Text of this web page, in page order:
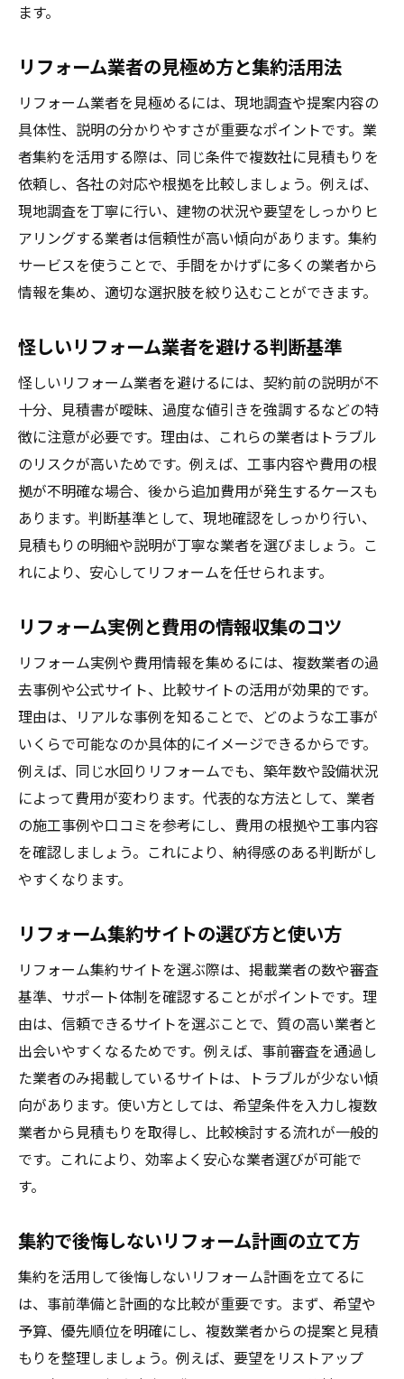
高齢者のリフォーム被害を防ぐために
リフォーム進行で大切な情報共有の方法
業者選定に役立つリフォーム実例の活用法
リフォーム実例から得る信頼できる選定術
成功リフォームのポイントを実例で学ぶ
リフォーム集約と実例比較で見える違い
ブログやSNSでリアルな実例を探す方法
費用と内容を実例から具体的に読み解く
費用相場を見抜くリフォーム集約のコツ
リフォーム集約で費用相場を正しく把握
見積もり比較から分かる費用の内訳とは
リフォーム費用の妥当性を判断する視点
費用相場を実例と比較して確かめる方法
リフォーム集約サイトで相場情報を得る
費用交渉に有利な情報収集のコツ
信頼できるリフォームを実現する方法
口コミや実例を活用した信頼性チェック法
リフォーム契約時に注意すべきポイント
アフターサービス充実度の見極め方
保証やサポート内容の比較ポイント
リフォーム失敗を防ぐための相談体制
リフォーム事例から学ぶ満足の秘訣
満足度が高いリフォーム実例の特徴とは
リフォーム集約で得た成功事例を紹介
費用対効果を意識したリフォーム事例
実例から見るアフター対応と安心感
集約活用で満足できるリフォームを実現
費用や内容で迷うときのリフォーム集約術
リフォーム集約で迷いを解消する活用法
費用や内容の比較で納得の選択をする
専門家の意見や口コミを参考に判断する
リフォーム希望内容の優先順位を決める
集約サービスで得られる新しい情報とは
ます。
リフォーム業者の見極め方と集約活用法
リフォーム業者を見極めるには、現地調査や提案内容の
具体性、説明の分かりやすさが重要なポイントです。業
者集約を活用する際は、同じ条件で複数社に見積もりを
依頼し、各社の対応や根拠を比較しましょう。例えば、
現地調査を丁寧に行い、建物の状況や要望をしっかりヒ
アリングする業者は信頼性が高い傾向があります。集約
サービスを使うことで、手間をかけずに多くの業者から
情報を集め、適切な選択肢を絞り込むことができます。
怪しいリフォーム業者を避ける判断基準
怪しいリフォーム業者を避けるには、契約前の説明が不
十分、見積書が曖昧、過度な値引きを強調するなどの特
徴に注意が必要です。理由は、これらの業者はトラブル
のリスクが高いためです。例えば、工事内容や費用の根
拠が不明確な場合、後から追加費用が発生するケースも
あります。判断基準として、現地確認をしっかり行い、
見積もりの明細や説明が丁寧な業者を選びましょう。こ
れにより、安心してリフォームを任せられます。
リフォーム実例と費用の情報収集のコツ
リフォーム実例や費用情報を集めるには、複数業者の過
去事例や公式サイト、比較サイトの活用が効果的です。
理由は、リアルな事例を知ることで、どのような工事が
いくらで可能なのか具体的にイメージできるからです。
例えば、同じ水回りリフォームでも、築年数や設備状況
によって費用が変わります。代表的な方法として、業者
の施工事例や口コミを参考にし、費用の根拠や工事内容
を確認しましょう。これにより、納得感のある判断がし
やすくなります。
リフォーム集約サイトの選び方と使い方
リフォーム集約サイトを選ぶ際は、掲載業者の数や審査
基準、サポート体制を確認することがポイントです。理
由は、信頼できるサイトを選ぶことで、質の高い業者と
出会いやすくなるためです。例えば、事前審査を通過し
た業者のみ掲載しているサイトは、トラブルが少ない傾
向があります。使い方としては、希望条件を入力し複数
業者から見積もりを取得し、比較検討する流れが一般的
です。これにより、効率よく安心な業者選びが可能で
す。
集約で後悔しないリフォーム計画の立て方
集約を活用して後悔しないリフォーム計画を立てるに
は、事前準備と計画的な比較が重要です。まず、希望や
予算、優先順位を明確にし、複数業者からの提案と見積
もりを整理しましょう。例えば、要望をリストアップ